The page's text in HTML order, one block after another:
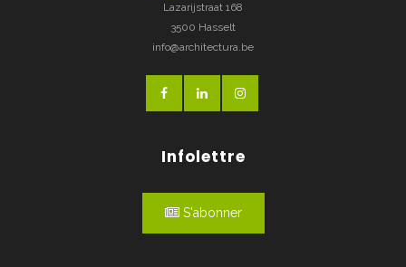
Lazarijstraat 168
3500 Hasselt
info@architectura.be
Infolettre
S'abonner